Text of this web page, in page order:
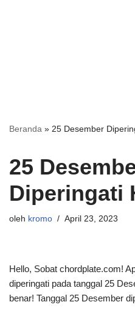
Beranda » 25 Desember
25
Diperingati
oleh kromo April 23, 2023
Hello, Sobat chordplate.com!
diperingati pada tanggal 25
benar! Tanggal 25 Desember